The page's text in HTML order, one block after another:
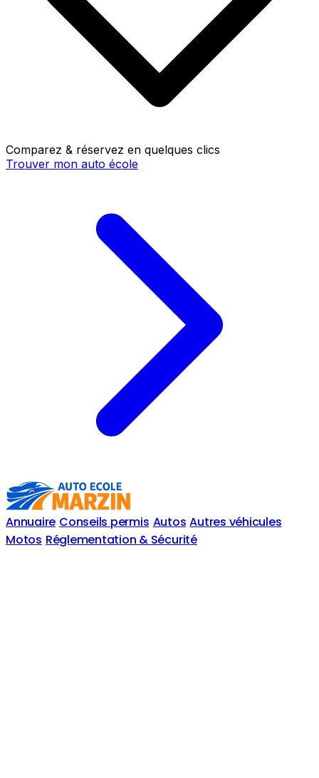
Comparez & réservez en quelques clics
Trouver mon auto école
Annuaire Conseils permis Autos Autres véhicules
Motos Réglementation & Sécurité